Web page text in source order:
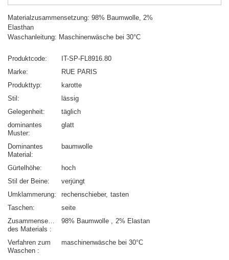
Materialzusammensetzung: 98% Baumwolle, 2%
Elasthan
Waschanleitung: Maschinenwäsche bei 30°C
Produktcode
IT-SP-FL8916.80
Marke
RUE PARIS
Produkttyp
karotte
Stil
lässig
Gelegenheit
täglich
dominantes
Muster
glatt
Dominantes
Material
baumwolle
Gürtelhöhe
hoch
Stil der Beine
verjüngt
Umklammerung
rechenschieber tasten
Taschen
seite
Zusammensetzung
des Materials
98% Baumwolle 2% Elastan
Verfahren zum
Waschen
maschinenwäsche bei 30°C